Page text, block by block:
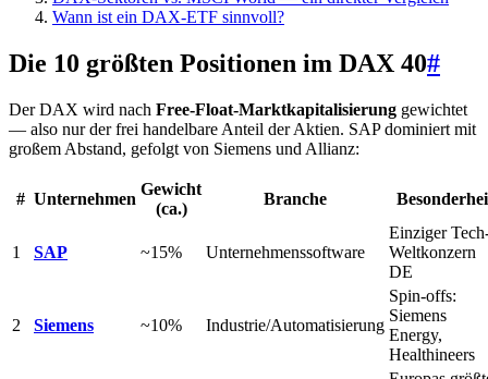
Wann ist ein DAX-ETF sinnvoll?
Die 10 größten Positionen im DAX 40#
Der DAX wird nach Free-Float-Marktkapitalisierung gewichtet
— also nur der frei handelbare Anteil der Aktien. SAP dominiert mit
großem Abstand, gefolgt von Siemens und Allianz:
# Unternehmen
Gewicht
(ca.)
Branche
1 SAP ~15% Unternehmenssoftware
Einziger
Weltkonzern
DE
2 Siemens ~10% Industrie/Automatisierung
Spin-offs:
Siemens
Energy,
Healthineers